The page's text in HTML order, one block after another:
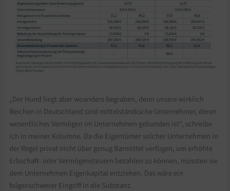
„Der Hund liegt aber woanders begraben, denn unsere wirklich
Reichen in Deutschland sind mittelständische Unternehmer, deren
wesentliches Vermögen im Unternehmen gebunden ist“, schreibe
ich in meiner Kolumne. Da die Eigentümer solcher Unternehmen in
der Regel privat nicht über genug Barmittel verfügen, um erhöhte
Erbschaft- oder Vermögensteuern bezahlen zu können, müssten sie
dem Unternehmen Eigenkapital entziehen. Das wäre ein
folgenschwerer Eingriff in die Substanz.